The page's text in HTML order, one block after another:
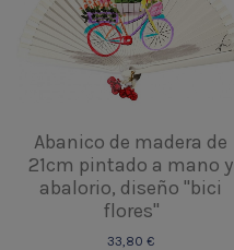
Abanico de madera de
21cm pintado a mano y
abalorio, diseño "bici
flores"
33,80 €